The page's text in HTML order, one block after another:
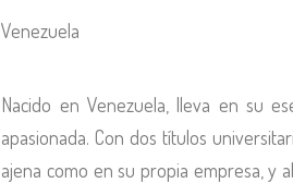
Venezuela
Nacido en Venezuela, lleva en su
apasionada. Con dos títulos
ajena como en su propia empresa, y